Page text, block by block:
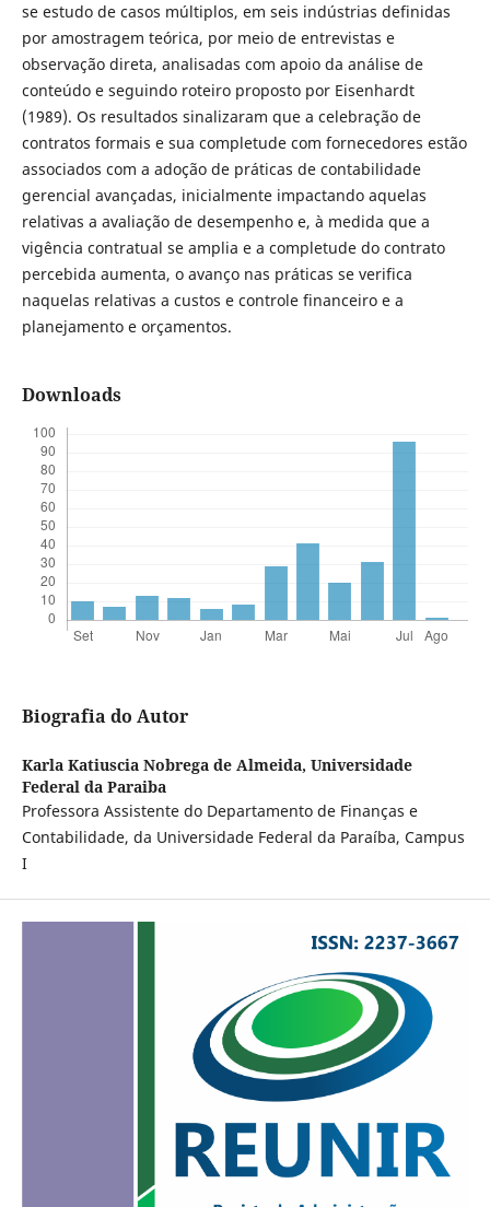
se estudo de casos múltiplos, em seis indústrias definidas
por amostragem teórica, por meio de entrevistas e
observação direta, analisadas com apoio da análise de
conteúdo e seguindo roteiro proposto por Eisenhardt
(1989). Os resultados sinalizaram que a celebração de
contratos formais e sua completude com fornecedores estão
associados com a adoção de práticas de contabilidade
gerencial avançadas, inicialmente impactando aquelas
relativas a avaliação de desempenho e, à medida que a
vigência contratual se amplia e a completude do contrato
percebida aumenta, o avanço nas práticas se verifica
naquelas relativas a custos e controle financeiro e a
planejamento e orçamentos.
Downloads
Biografia do Autor
Karla Katiuscia Nobrega de Almeida, Universidade
Federal da Paraiba
Professora Assistente do Departamento de Finanças e
Contabilidade, da Universidade Federal da Paraíba, Campus
I